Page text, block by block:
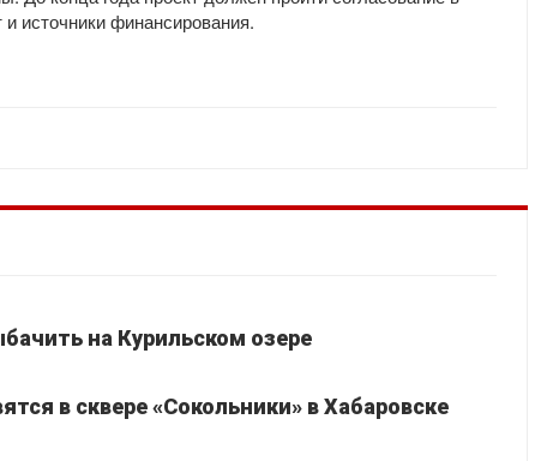
источники финансирования.
на Курильском озере
в сквере «Сокольники» в Хабаровске